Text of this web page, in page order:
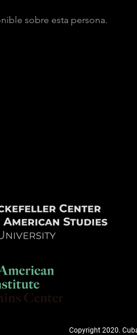
sobre esta persona.
Copyright 2020.